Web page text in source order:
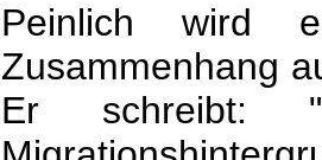
Peinlich wird
Zusammenhang
Er schreibt: